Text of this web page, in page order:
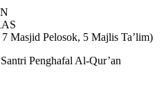
Masjid Pelosok, 5 Majlis Ta’lim)
Penghafal Al-Qur’an